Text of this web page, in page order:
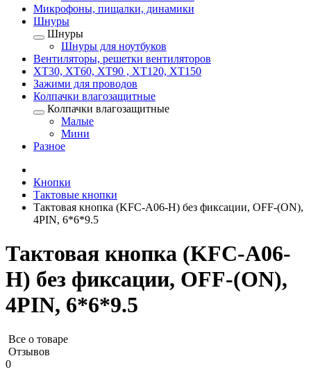
Микрофоны, пищалки, динамики
Шнуры
Шнуры
Шнуры для ноутбуков
Вентиляторы, решетки вентиляторов
XT30, XT60, XT90 , XT120, XT150
Зажими для проводов
Колпачки влагозащитные
Колпачки влагозащитные
Малые
Мини
Разное
Кнопки
Тактовые кнопки
Тактовая кнопка (KFC-A06-H) без фиксации, OFF-(ON),
4PIN, 6*6*9.5
Тактовая кнопка (KFC-A06-
H) без фиксации, OFF-(ON),
4PIN, 6*6*9.5
Все о товаре
Отзывов
0